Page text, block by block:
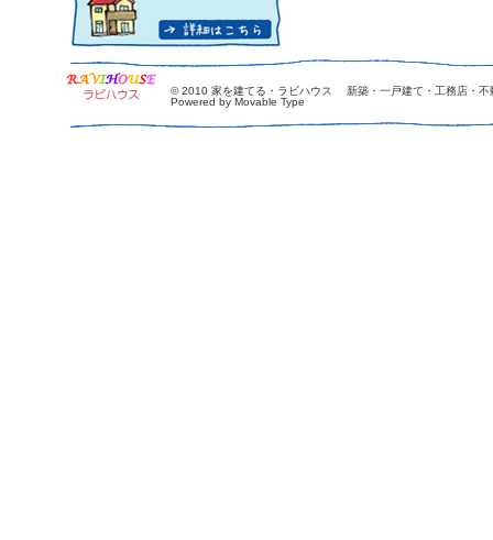
© 2010 家を建てる・ラビハウス 新築・一戸建て・工務店・不
Powered by Movable Type